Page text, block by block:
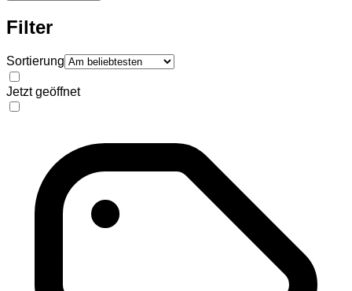
Filter
Sortierung
Jetzt geöffnet